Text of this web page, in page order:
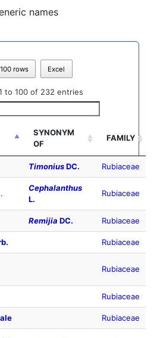
names
rows Excel
to 100 of 232 entries
SYNONYM
OF
FAMILY
TimoniusDC. Rubiaceae
Cephalanthus
L.
Rubiaceae
Remijia DC. Rubiaceae
Rubiaceae
Rubiaceae
Rubiaceae
Rubiaceae